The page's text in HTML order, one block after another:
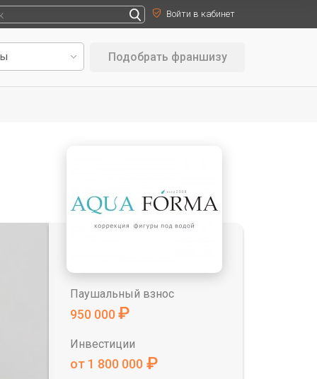
Войти в кабинет
Подобрать франшизу
Паушальный взнос
950 000 ₽
Инвестиции
от 1 800 000 ₽